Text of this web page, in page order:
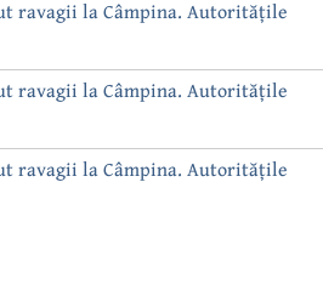
ravagii la Câmpina. Autoritățile
ravagii la Câmpina. Autoritățile
ravagii la Câmpina. Autoritățile